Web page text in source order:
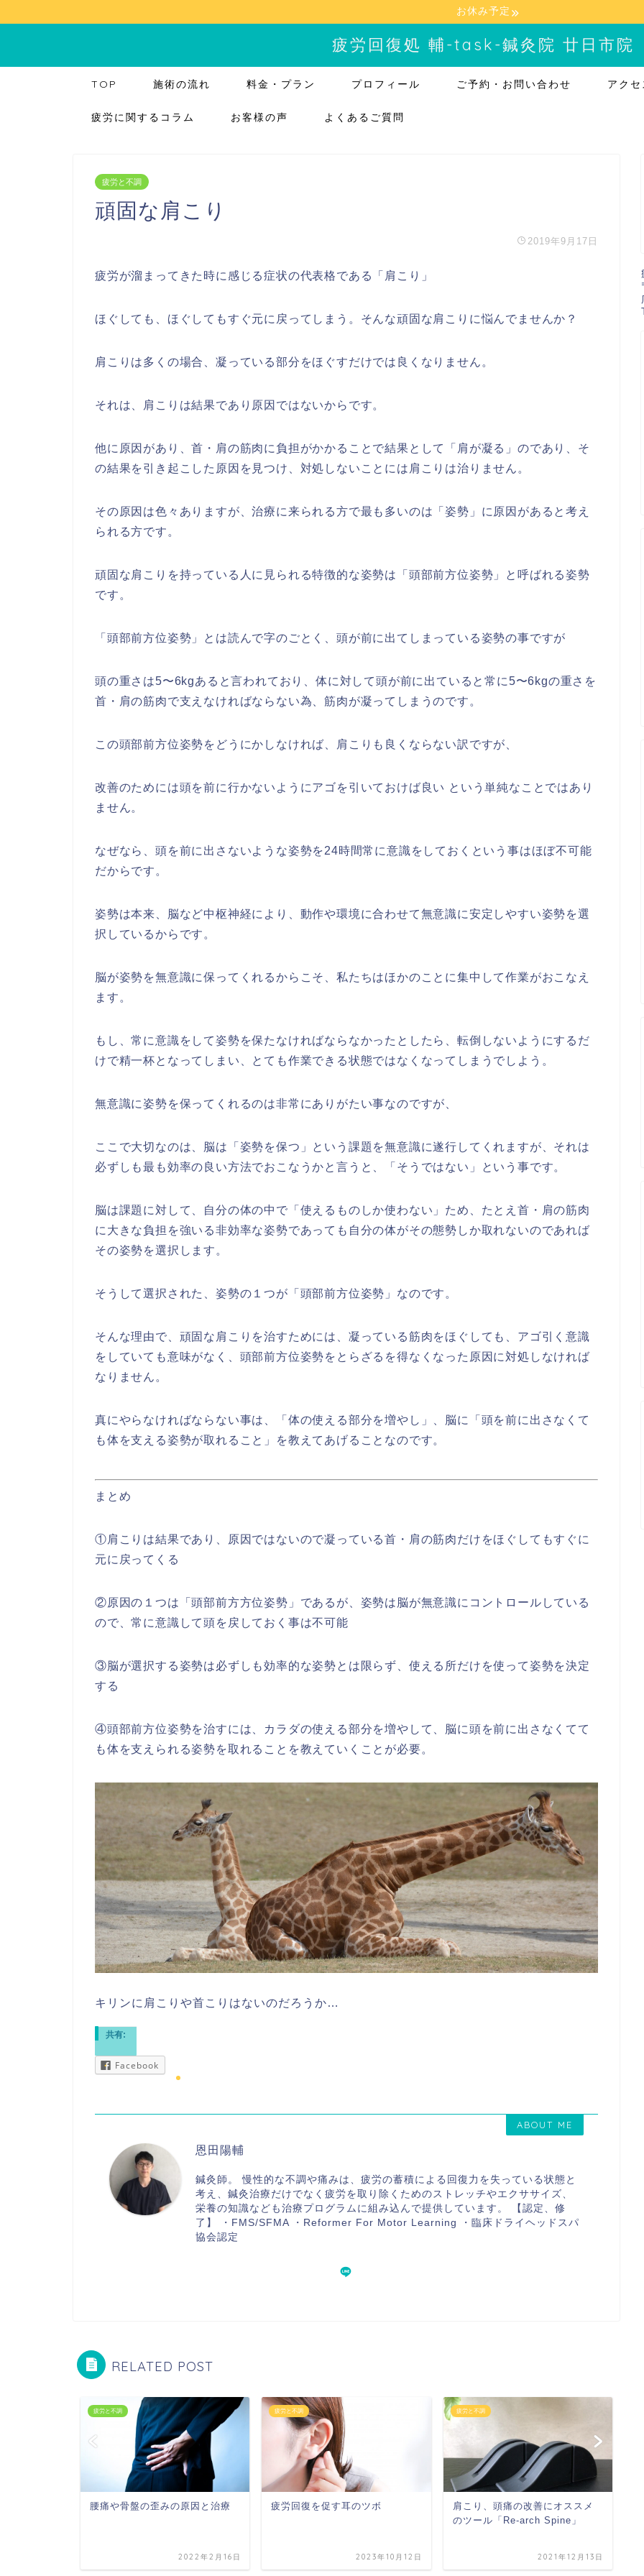
お休み予定
疲労回復処 輔-task-鍼灸院 廿日市院
TOP 施術の流れ 料金・プラン プロフィール ご予約・お問い合わせ アク
疲労に関するコラム お客様の声 よくあるご質問
疲労と不調
頑固な肩こり
2019年9月17日
疲労が溜まってきた時に感じる症状の代表格である「肩こり」
ほぐしても、ほぐしてもすぐ元に戻ってしまう。そんな頑固な肩こりに悩んでませんか？
肩こりは多くの場合、凝っている部分をほぐすだけでは良くなりません。
それは、肩こりは結果であり原因ではないからです。
他に原因があり、首・肩の筋肉に負担がかかることで結果として「肩が凝る」のであり、そ
の結果を引き起こした原因を見つけ、対処しないことには肩こりは治りません。
その原因は色々ありますが、治療に来られる方で最も多いのは「姿勢」に原因があると考え
られる方です。
頑固な肩こりを持っている人に見られる特徴的な姿勢は「頭部前方位姿勢」と呼ばれる姿勢
です。
「頭部前方位姿勢」とは読んで字のごとく、頭が前に出てしまっている姿勢の事ですが
頭の重さは5〜6kgあると言われており、体に対して頭が前に出ていると常に5〜6kgの重さを
首・肩の筋肉で支えなければならない為、筋肉が凝ってしまうのです。
この頭部前方位姿勢をどうにかしなければ、肩こりも良くならない訳ですが、
改善のためには頭を前に行かないようにアゴを引いておけば良い という単純なことではあり
ません。
なぜなら、頭を前に出さないような姿勢を24時間常に意識をしておくという事はほぼ不可能
だからです。
姿勢は本来、脳など中枢神経により、動作や環境に合わせて無意識に安定しやすい姿勢を選
択しているからです。
脳が姿勢を無意識に保ってくれるからこそ、私たちはほかのことに集中して作業がおこなえ
ます。
もし、常に意識をして姿勢を保たなければならなかったとしたら、転倒しないようにするだ
けで精一杯となってしまい、とても作業できる状態ではなくなってしまうでしよう。
無意識に姿勢を保ってくれるのは非常にありがたい事なのですが、
ここで大切なのは、脳は「姿勢を保つ」という課題を無意識に遂行してくれますが、それは
必ずしも最も効率の良い方法でおこなうかと言うと、「そうではない」という事です。
脳は課題に対して、自分の体の中で「使えるものしか使わない」ため、たとえ首・肩の筋肉
に大きな負担を強いる非効率な姿勢であっても自分の体がその態勢しか取れないのであれば
その姿勢を選択します。
そうして選択された、姿勢の１つが「頭部前方位姿勢」なのです。
そんな理由で、頑固な肩こりを治すためには、凝っている筋肉をほぐしても、アゴ引く意識
をしていても意味がなく、頭部前方位姿勢をとらざるを得なくなった原因に対処しなければ
なりません。
真にやらなければならない事は、「体の使える部分を増やし」、脳に「頭を前に出さなくて
も体を支える姿勢が取れること」を教えてあげることなのです。
まとめ
①肩こりは結果であり、原因ではないので凝っている首・肩の筋肉だけをほぐしてもすぐに
元に戻ってくる
②原因の１つは「頭部前方方位姿勢」であるが、姿勢は脳が無意識にコントロールしている
ので、常に意識して頭を戻しておく事は不可能
③脳が選択する姿勢は必ずしも効率的な姿勢とは限らず、使える所だけを使って姿勢を決定
する
④頭部前方位姿勢を治すには、カラダの使える部分を増やして、脳に頭を前に出さなくてて
も体を支えられる姿勢を取れることを教えていくことが必要。
キリンに肩こりや首こりはないのだろうか…
共有:
Facebook
ABOUT ME
恩田陽輔
鍼灸師。 慢性的な不調や痛みは、疲労の蓄積による回復力を失っている状態と
考え、鍼灸治療だけでなく疲労を取り除くためのストレッチやエクササイズ、
栄養の知識なども治療プログラムに組み込んで提供しています。 【認定、修
了】 ・FMS/SFMA ・Reformer For Motor Learning ・臨床ドライヘッドスパ
協会認定
RELATED POST
疲労と不調
腰痛や骨盤の歪みの原因と治療
2022年2月16日
疲労と不調
疲労回復を促す耳のツボ
2023年10月12日
疲労と不調
肩こり、頭痛の改善にオススメ
のツール「Re-arch Spine」
2021年12月13日